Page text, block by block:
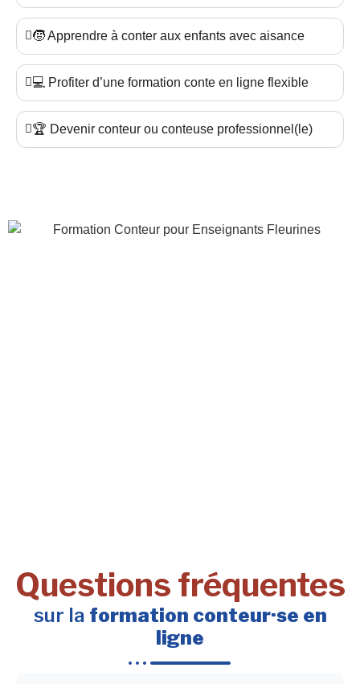
🧒 Apprendre à conter aux enfants avec aisance
💻 Profiter d’une formation conte en ligne flexible
🏆 Devenir conteur ou conteuse professionnel(le)
Questions fréquentes
sur la formation conteur·se en
ligne